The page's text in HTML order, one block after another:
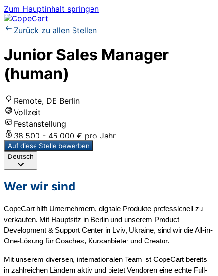
Zum Hauptinhalt springen
Zurück zu allen Stellen
Junior Sales Manager
(human)
Remote, DE Berlin
Vollzeit
Festanstellung
38.500 - 45.000 € pro Jahr
Auf diese Stelle bewerben
Deutsch
Wer wir sind
CopeCart hilft Unternehmern, digitale Produkte professionell zu
verkaufen. Mit Hauptsitz in Berlin und unserem Product
Development & Support Center in Lviv, Ukraine, sind wir die All-in-
One-Lösung für Coaches, Kursanbieter und Creator.
Mit unserem diversen, internationalen Team ist CopeCart bereits
in zahlreichen Ländern aktiv und bietet Vendoren eine echte Full-